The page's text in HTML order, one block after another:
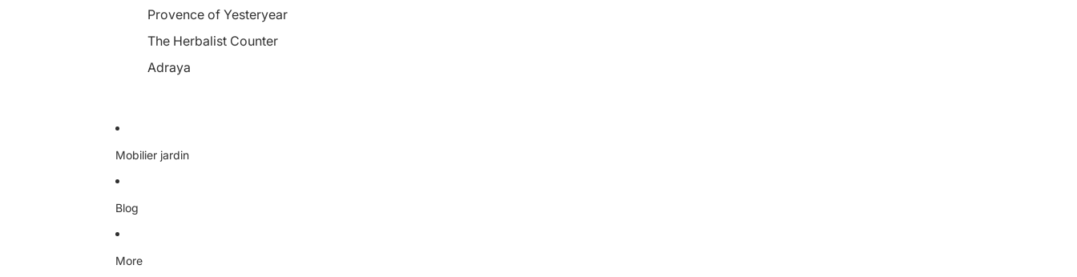
Provence of Yesteryear
The Herbalist Counter
Adraya
Mobilier jardin
Blog
More